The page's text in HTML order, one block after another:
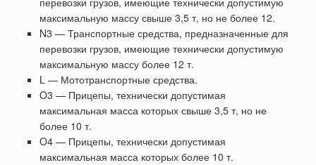
максимальную массу свыше 3,5 т, но не более 12.
N3 — Транспортные средства, предназначенные для
перевозки грузов, имеющие технически допустимую
максимальную массу более 12 т.
L — Мототранспортные средства.
O3 — Прицепы, технически допустимая
максимальная масса которых свыше 3,5 т, но не
более 10 т.
O4 — Прицепы, технически допустимая
максимальная масса которых более 10 т.